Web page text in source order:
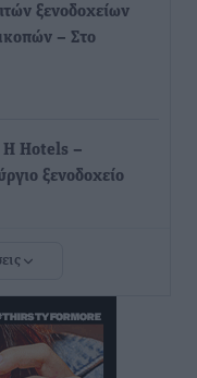
ξενοδοχείων
– Στο
H Hotels –
ξενοδοχείο
με μητέρα και